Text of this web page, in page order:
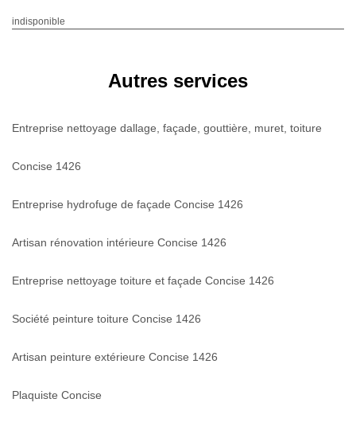
indisponible
Autres services
Entreprise nettoyage dallage, façade, gouttière, muret, toiture
Concise 1426
Entreprise hydrofuge de façade Concise 1426
Artisan rénovation intérieure Concise 1426
Entreprise nettoyage toiture et façade Concise 1426
Société peinture toiture Concise 1426
Artisan peinture extérieure Concise 1426
Plaquiste Concise